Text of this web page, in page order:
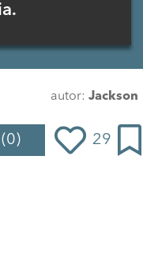
autor: Jackson
(0) 29